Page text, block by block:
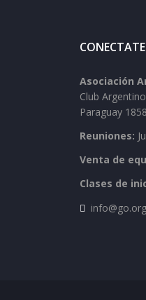
Asociación
Club
Paraguay
Reuniones:
Venta de
Clases de